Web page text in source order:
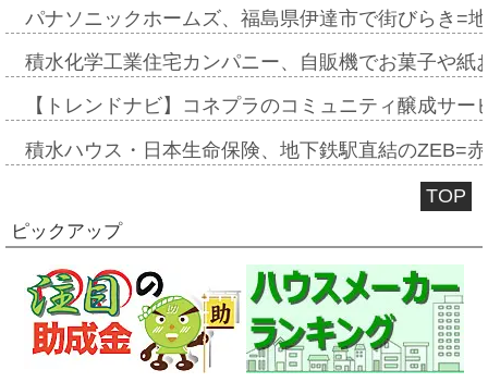
パナソニックホームズ、福島県伊達市で街びらき=
積水化学工業住宅カンパニー、自販機でお菓子や
【トレンドナビ】コネプラのコミュニティ醸成サ
積水ハウス・日本生命保険、地下鉄駅直結のZEB=
TOP
ピックアップ